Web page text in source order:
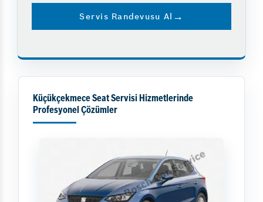
Servis Randevusu Al
Küçükçekmece Seat Servisi Hizmetlerinde
Profesyonel Çözümler